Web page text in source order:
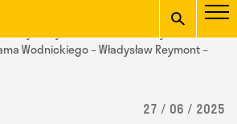
Form
ASP w
/
Wodnickiego – Władysław Reymont –
27 / 06 / 2025